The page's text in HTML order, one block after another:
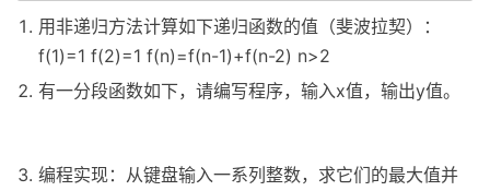
用非递归方法计算如下递归函数的值（斐波拉契）：
f(1)=1 f(2)=1 f(n)=f(n-1)+f(n-2) n>2
有一分段函数如下，请编写程序，输入x值，输出y值。
编程实现：从键盘输入一系列整数，求它们的最大值并